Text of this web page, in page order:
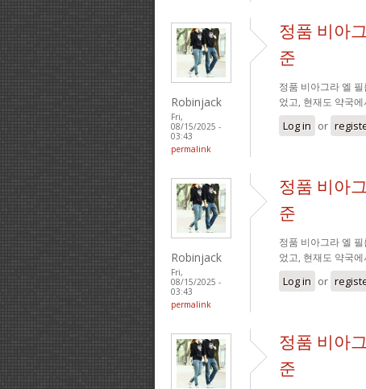
Robinjack
Fri,
08/15/2025 -
03:43
permalink
정품 비아
준
정품 비아그라 엘
었고, 현재도 약국
Log in or
Robinjack
Fri,
08/15/2025 -
03:43
permalink
정품 비아
준
정품 비아그라 엘
었고, 현재도 약국
Log in or
정품 비아
준